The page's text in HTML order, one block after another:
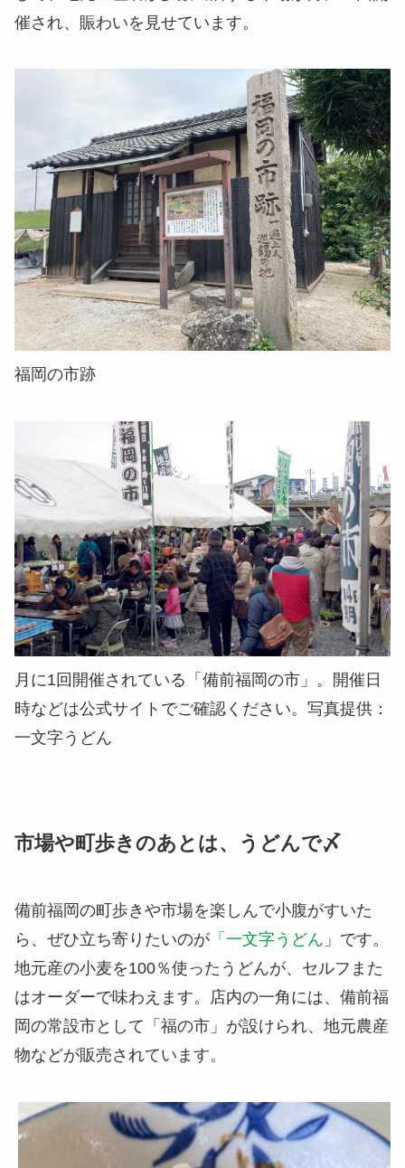
催され、賑わいを見せています。
福岡の市跡
月に1回開催されている「備前福岡の市」。開催日
時などは公式サイトでご確認ください。写真提供：
一文字うどん
市場や町歩きのあとは、うどんで〆
備前福岡の町歩きや市場を楽しんで小腹がすいた
ら、ぜひ立ち寄りたいのが 「一文字うどん 」です。
地元産の小麦を100％使ったうどんが、セルフまた
はオーダーで味わえます。店内の一角には、備前福
岡の常設市として「福の市」が設けられ、地元農産
物などが販売されています。